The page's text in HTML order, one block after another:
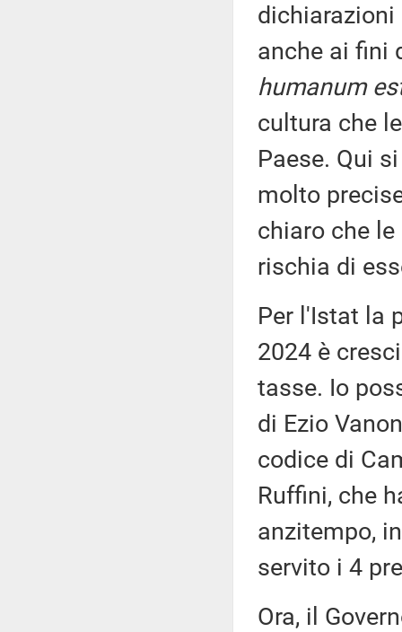
dichiarazioni
anche ai fini
humanum
cultura che
Paese. Qui
molto
chiaro che
rischia di
Per l'Istat la
2024 è
tasse. Io
di Ezio
codice di
Ruffini, che
anzitempo,
servito i 4
Ora, il